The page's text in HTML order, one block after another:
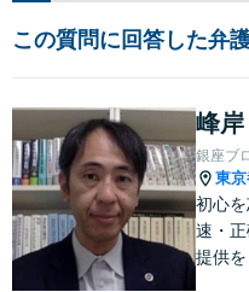
この質問に回答した弁
峰岸
銀座ブ
東
初心
速・
提供を